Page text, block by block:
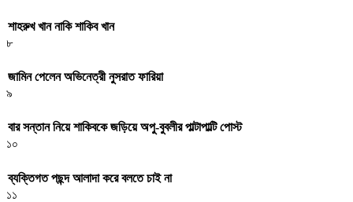
শাহরুখ খান নাকি শাকিব খান
৮
জামিন পেলেন অভিনেত্রী নুসরাত ফারিয়া
৯
বার সন্তান নিয়ে শাকিবকে জড়িয়ে অপু-বুবলীর পাল্টাপাল্টি পোস্ট
১০
ব্যক্তিগত পছন্দ আলাদা করে বলতে চাই না
১১